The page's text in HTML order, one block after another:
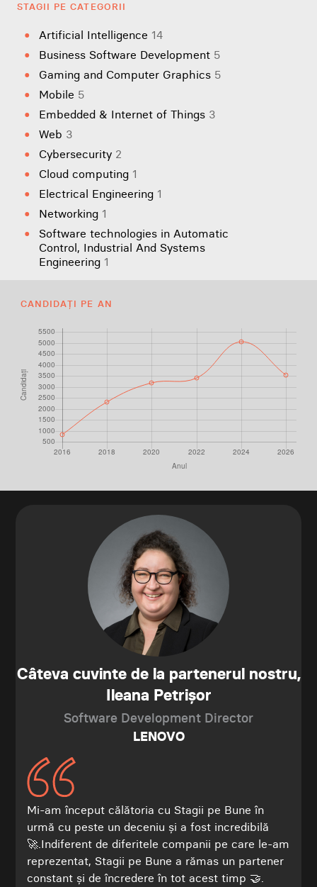
STAGII PE CATEGORII
Artificial Intelligence 14
Business Software Development 5
Gaming and Computer Graphics 5
Mobile 5
Embedded & Internet of Things 3
Web 3
Cybersecurity 2
Cloud computing 1
Electrical Engineering 1
Networking 1
Software technologies in Automatic
Control, Industrial And Systems
Engineering 1
CANDIDAȚI PE AN
Câteva cuvinte de la partenerul nostru,
Ileana Petrișor
Software Development Director
LENOVO
Mi-am început călătoria cu Stagii pe Bune în
urmă cu peste un deceniu și a fost incredibilă
🚀.Indiferent de diferitele companii pe care le-am
reprezentat, Stagii pe Bune a rămas un partener
constant și de încredere în tot acest timp 🤝.